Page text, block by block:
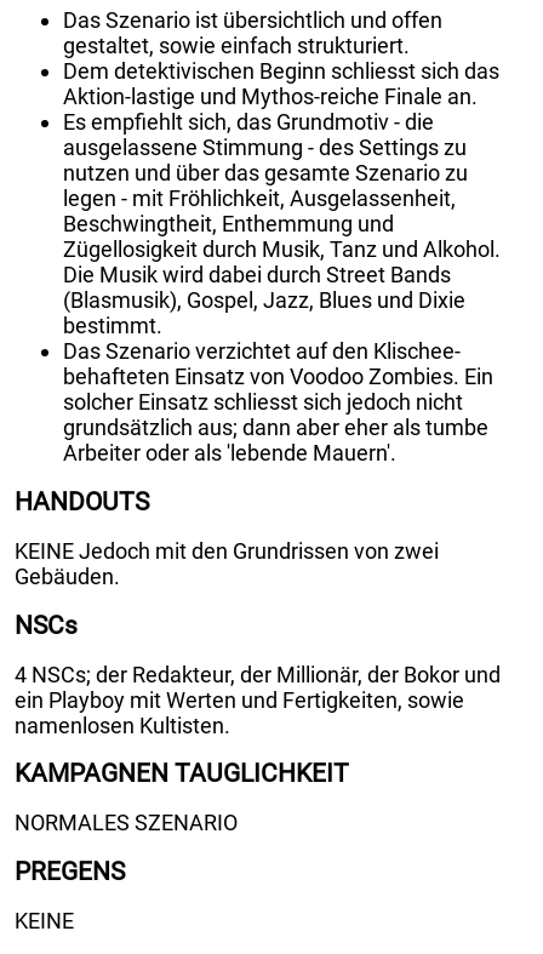
Das Szenario ist übersichtlich und offen
gestaltet, sowie einfach strukturiert.
Dem detektivischen Beginn schliesst sich das
Aktion-lastige und Mythos-reiche Finale an.
Es empfiehlt sich, das Grundmotiv - die
ausgelassene Stimmung - des Settings zu
nutzen und über das gesamte Szenario zu
legen - mit Fröhlichkeit, Ausgelassenheit,
Beschwingtheit, Enthemmung und
Zügellosigkeit durch Musik, Tanz und Alkohol.
Die Musik wird dabei durch Street Bands
(Blasmusik), Gospel, Jazz, Blues und Dixie
bestimmt.
Das Szenario verzichtet auf den Klischee-
behafteten Einsatz von Voodoo Zombies. Ein
solcher Einsatz schliesst sich jedoch nicht
grundsätzlich aus; dann aber eher als tumbe
Arbeiter oder als 'lebende Mauern'.
HANDOUTS
KEINE Jedoch mit den Grundrissen von zwei
Gebäuden.
NSCs
4 NSCs; der Redakteur, der Millionär, der Bokor und
ein Playboy mit Werten und Fertigkeiten, sowie
namenlosen Kultisten.
KAMPAGNEN TAUGLICHKEIT
NORMALES SZENARIO
PREGENS
KEINE